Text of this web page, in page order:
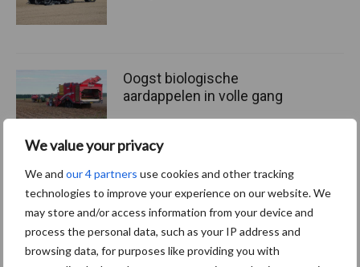
We value your privacy
We and our 4 partners use cookies and other tracking
technologies to improve your experience on our website. We
may store and/or access information from your device and
process the personal data, such as your IP address and
browsing data, for purposes like providing you with
Oogst biologische
aardappelen in volle gang
Nieuwe compacte
gedragen pootcombinatie
van AVR